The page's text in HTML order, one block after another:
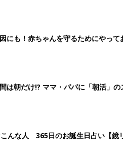
< 6 7 8 9